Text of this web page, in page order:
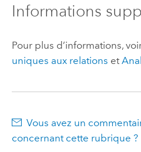
Informations
Pour plus d’informations,
uniques aux relations et
Vous avez un
concernant cette rubrique ?